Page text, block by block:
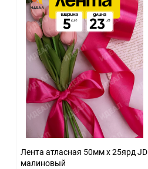
Лента атласная 50мм х 25ярд JD
малиновый